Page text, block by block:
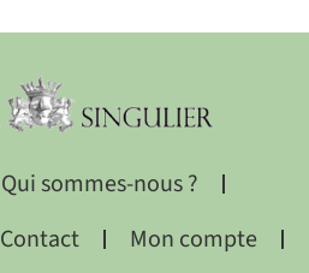
Qui sommes-nous ?
Contact Mon compte